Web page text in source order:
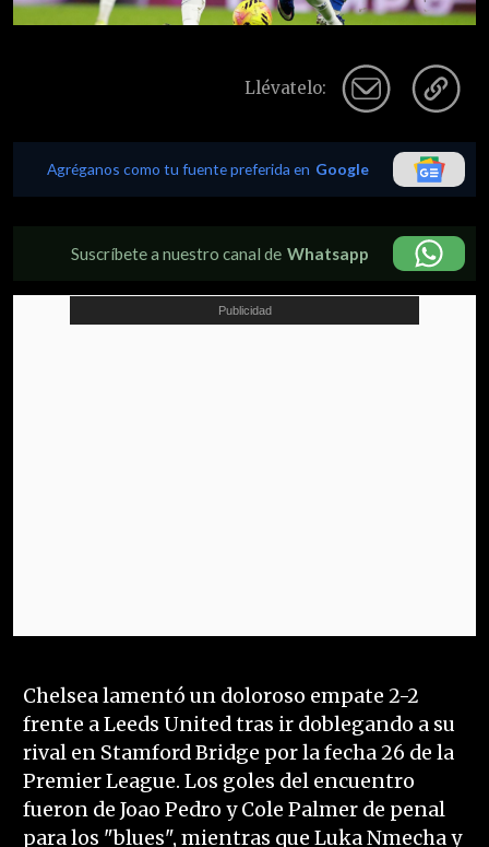
Llévatelo:
Agréganos como tu fuente preferida en Google
Suscríbete a nuestro canal de Whatsapp
Chelsea lamentó un doloroso empate 2-2
frente a Leeds United tras ir doblegando a su
rival en Stamford Bridge por la fecha 26 de la
Premier League. Los goles del encuentro
fueron de Joao Pedro y Cole Palmer de penal
para los "blues", mientras que Luka Nmecha y